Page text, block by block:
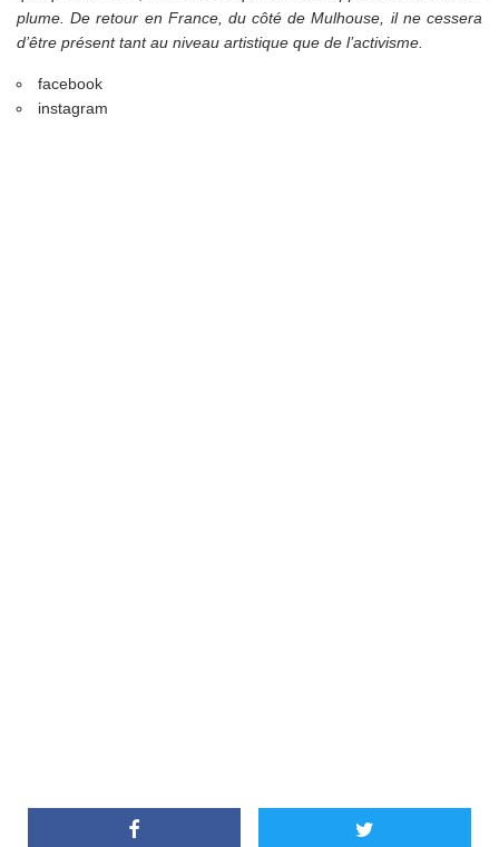
plume. De retour en France, du côté de Mulhouse, il ne cessera
d’être présent tant au niveau artistique que de l’activisme.
facebook
instagram